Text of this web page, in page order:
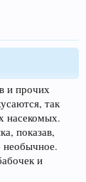
и прочих
так
насекомых.
показав,
необычное.
и